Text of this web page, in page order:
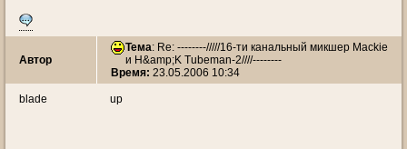
Автор
Тема: Re: --------/////16-ти канальный микшер Mackie
и H&amp;K Tubeman-2////--------
Время: 23.05.2006 10:34
blade up